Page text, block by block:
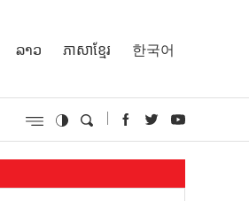
ລາວ ភាសាខ្មែរ 한국어